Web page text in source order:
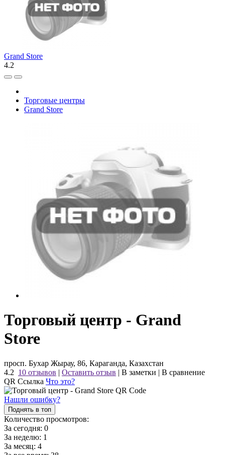
Grand Store
4.2
Торговые центры
Grand Store
Торговый центр - Grand
Store
просп. Бухар Жырау, 86, Караганда, Казахстан
4.2 10 отзывов | Оставить отзыв | В заметки | В сравнение
QR Ссылка Что это?
Нашли ошибку?
Поднять в топ
Количество просмотров:
За сегодня: 0
За неделю: 1
За месяц: 4